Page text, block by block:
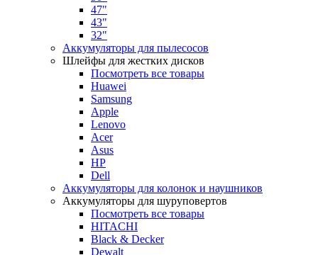
47"
43"
32"
Аккумуляторы для пылесосов
Шлейфы для жестких дисков
Посмотреть все товары
Huawei
Samsung
Apple
Lenovo
Acer
Asus
HP
Dell
Аккумуляторы для колонок и наушников
Аккумуляторы для шуруповертов
Посмотреть все товары
HITACHI
Black & Decker
Dewalt